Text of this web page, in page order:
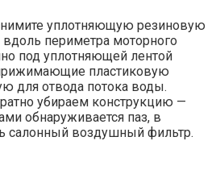
уплотняющую резиновую
периметра моторного
под уплотняющей лентой
пластиковую
для отвода потока воды.
убираем конструкцию —
обнаруживается паз, в
салонный воздушный фильтр.